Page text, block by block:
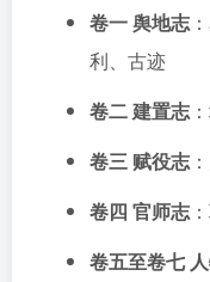
卷一 舆地志
利、古迹
卷二 建置志
卷三 赋役志
卷四 官师志
卷五至卷七